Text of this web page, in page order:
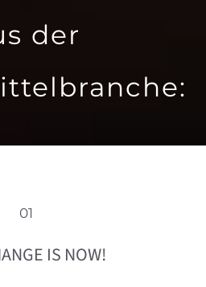
der
01
IS NOW!